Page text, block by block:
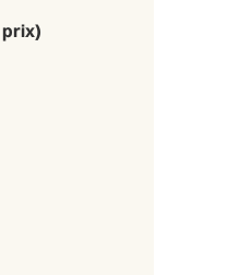
prix)